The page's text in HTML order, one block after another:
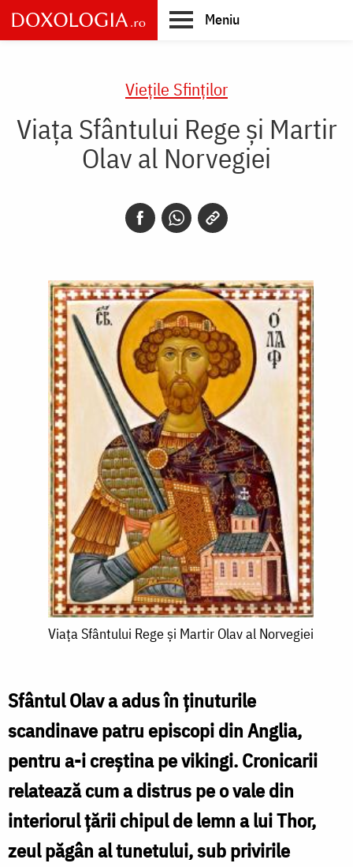
Skip
to
main
Meniu
Vieţile Sfinţilor
Viața Sfântului Rege și Martir
Olav al Norvegiei
Viața
Rege
și
Martir
Olav
al
Norvegiei
Viața Sfântului Rege și Martir Olav al Norvegiei
Sfântul Olav a adus în ținuturile
scandinave patru episcopi din Anglia,
pentru a-i creștina pe vikingi. Cronicarii
relatează cum a distrus pe o vale din
interiorul țării chipul de lemn a lui Thor,
zeul păgân al tunetului, sub privirile